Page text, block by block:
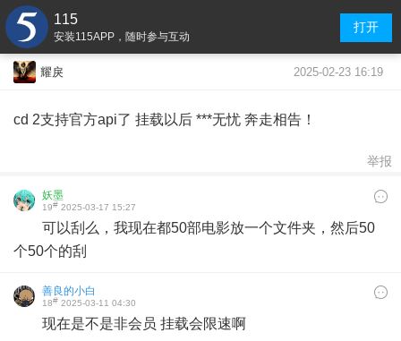
115
安装115APP，随时参与互动
打开
耀戾 2025-02-23 16:19
cd 2支持官方api了 挂载以后 ***无忧 奔走相告！
举报
妖墨
19# 2025-03-17 15:27
可以刮么，我现在都50部电影放一个文件夹，然后50
个50个的刮
善良的小白
18# 2025-03-11 04:30
现在是不是非会员 挂载会限速啊